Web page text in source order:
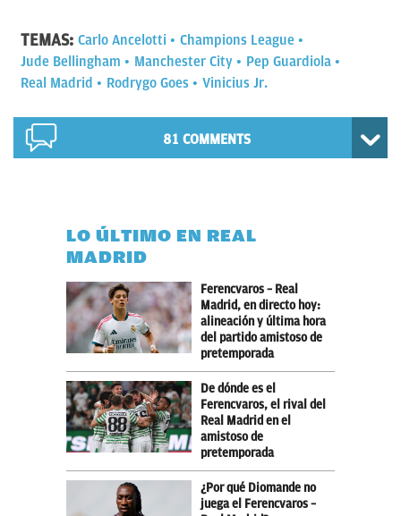
TEMAS: Carlo Ancelotti
Champions League
Jude Bellingham
Manchester City
Pep Guardiola
Real Madrid
Rodrygo Goes Vinicius Jr.
81 COMMENTS
LO ÚLTIMO EN REAL
MADRID
Ferencvaros – Real
Madrid, en directo hoy:
alineación y última hora
del partido amistoso de
pretemporada
De dónde es el
Ferencvaros, el rival del
Real Madrid en el
amistoso de
pretemporada
¿Por qué Diomande no
juega el Ferencvaros –